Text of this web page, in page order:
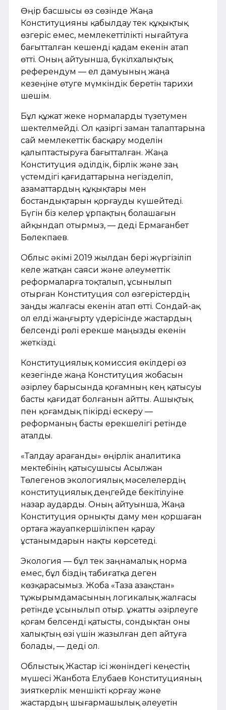
Өңір басшысы өз сөзінде Жаңа
Конституцияны қабылдау тек құқықтық
өзгеріс емес, мемлекеттілікті нығайтуға
бағытталған кешенді қадам екенін атап
өтті. Оның айтуынша, бүкілхалықтық
референдум — ел дамуының жаңа
кезеңіне өтуге мүмкіндік беретін тарихи
шешім.
Бұл құжат жеке нормаларды түзетумен
шектелмейді. Ол қазіргі заман талаптарына
сай мемлекеттік басқару моделін
қалыптастыруға бағытталған. Жаңа
Конституция әділдік, бірлік және заң
үстемдігі қағидаттарына негізделіп,
азаматтардың құқықтары мен
бостандықтарын қорғауды күшейтеді.
Бүгін біз келер ұрпақтың болашағын
айқындап отырмыз, — деді Ермағанбет
Бөлекпаев.
Облыс әкімі 2019 жылдан бері жүргізіліп
келе жатқан саяси және әлеуметтік
реформаларға тоқталып, ұсынылып
отырған Конституция сол өзгерістердің
заңды жалғасы екенін атап өтті. Сондай-ақ
ол елді жаңғырту үдерісінде жастардың
белсенді рөлі ерекше маңызды екенін
жеткізді.
Конституциялық комиссия өкілдері өз
кезегінде жаңа Конституция жобасын
әзірлеу барысында қоғамның кең қатысуы
басты қағидат болғанын айтты. Ашықтық
пен қоғамдық пікірді ескеру —
реформаның басты ерекшелігі ретінде
аталды.
«Талдау Қарағанды» өңірлік аналитика
мектебінің қатысушысы Асылжан
Төлегенов экологиялық мәселелердің
конституциялық деңгейде бекітілуіне
назар аударды. Оның айтуынша, Жаңа
Конституция орнықты даму мен қоршаған
ортаға жауапкершілікпен қарау
ұстанымдарын нақты көрсетеді.
Экология — бұл тек заңнамалық норма
емес, бұл біздің табиғатқа деген
көзқарасымыз. Жоба «Таза Қазақстан»
тұжырымдамасының логикалық жалғасы
ретінде ұсынылып отыр. Құжатты әзірлеуге
қоғам белсенді қатысты, сондықтан оны
халықтың өзі үшін жазылған деп айтуға
болады, — деді ол.
Облыстық Жастар ісі жөніндегі кеңестің
мүшесі Жанбота Елубаев Конституцияның
зияткерлік меншікті қорғау және
жастардың шығармашылық әлеуетін